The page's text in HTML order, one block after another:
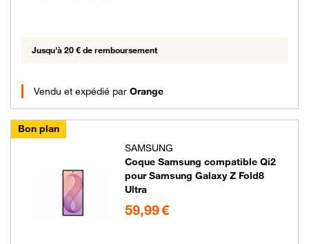
Jusqu'à 20 € de remboursement
Vendu et expédié par Orange
Bon plan
SAMSUNG
Coque Samsung compatible Qi2
pour Samsung Galaxy Z Fold8
Ultra
59,99 €